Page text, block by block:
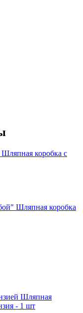
Шляпная коробка с
Шляпная коробка
Шляпная
- 1 шт